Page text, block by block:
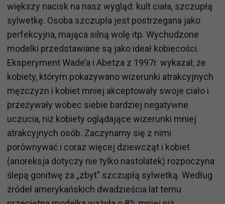
większy nacisk na nasz wygląd: kult ciała, szczupłą
sylwetkę. Osoba szczupła jest postrzegana jako
perfekcyjna, mająca silną wolę itp. Wychudzone
modelki przedstawiane są jako ideał kobiecości.
Eksperyment Wade’a i Abetza z 1997r. wykazał, że
kobiety, którym pokazywano wizerunki atrakcyjnych
mężczyzn i kobiet mniej akceptowały swoje ciało i
przeżywały wobec siebie bardziej negatywne
uczucia, niż kobiety oglądające wizerunki mniej
atrakcyjnych osób. Zaczynamy się z nimi
porównywać i coraz więcej dziewcząt i kobiet
(anoreksja dotyczy nie tylko nastolatek) rozpoczyna
ślepą gonitwę za „zbyt” szczupłą sylwetką. Według
źródeł amerykańskich dwadzieścia lat temu